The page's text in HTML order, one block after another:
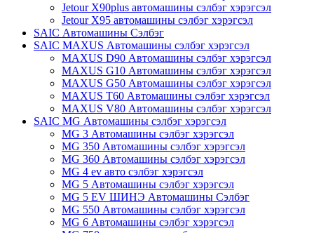
Jetour X90plus автомашины сэлбэг хэрэгсэл
Jetour X95 автомашины сэлбэг хэрэгсэл
SAIC Автомашины Сэлбэг
SAIC MAXUS Автомашины сэлбэг хэрэгсэл
MAXUS D90 Автомашины сэлбэг хэрэгсэл
MAXUS G10 Автомашины сэлбэг хэрэгсэл
MAXUS G50 Автомашины сэлбэг хэрэгсэл
MAXUS T60 Автомашины сэлбэг хэрэгсэл
MAXUS V80 Автомашины сэлбэг хэрэгсэл
SAIC MG Автомашины сэлбэг хэрэгсэл
MG 3 Автомашины сэлбэг хэрэгсэл
MG 350 Автомашины сэлбэг хэрэгсэл
MG 360 Автомашины сэлбэг хэрэгсэл
MG 4 ev авто сэлбэг хэрэгсэл
MG 5 Автомашины сэлбэг хэрэгсэл
MG 5 EV ШИНЭ Автомашины Сэлбэг
MG 550 Автомашины сэлбэг хэрэгсэл
MG 6 Автомашины сэлбэг хэрэгсэл